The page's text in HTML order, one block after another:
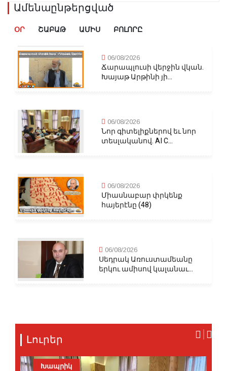
Ամենաընթերցված
ՕՐ ՇԱԲԱԹ ԱՄԻՍ ԲՈԼՈՐԸ
06/08/2026
Ճարապլուսի վերջին վկան.
Խայաթ Արթինի յի...
06/08/2026
Նոր գիտելիքներով եւ նոր
տեսլականով. AI C...
06/08/2026
Միասնաբար փրկենք
հայերէնը (48)
06/08/2026
Սեդրակ Առուստամեանը
երկու ամիսով կալանաւ...
Լուրեր
Խապրիկ